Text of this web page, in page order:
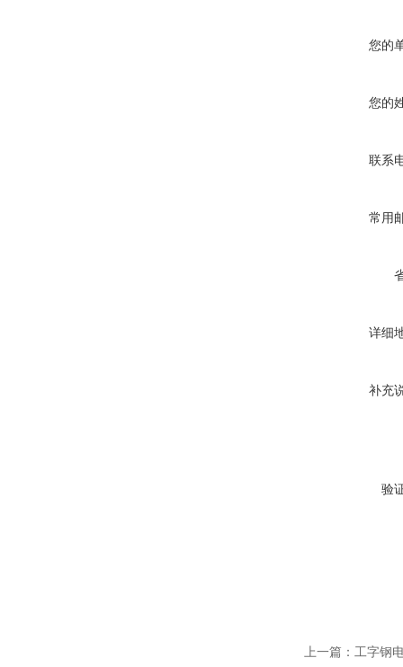
您的
您的
联系
常用
详细
补充
验
上一篇： 工字钢